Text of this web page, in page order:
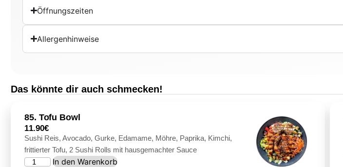
Öffnungszeiten
Allergenhinweise
Das könnte dir auch schmecken!
85. Tofu Bowl
11.90€
Sushi Reis, Avocado, Gurke, Edamame, Möhre, Paprika, Kimchi,
frittierter Tofu, 2 Sushi Rolls mit hausgemachter Sauce
In den Warenkorb